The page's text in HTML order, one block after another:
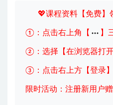
💖课程资料【免费】
①：点击右上角【 】
②：选择【在浏览器打开
③：点击右上方【
限时活动：注册新用户